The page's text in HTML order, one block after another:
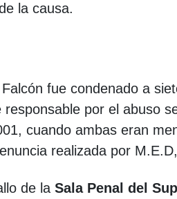
la causa.
fue condenado a
por el abuso
cuando ambas eran
realizada por
de la Sala Penal del